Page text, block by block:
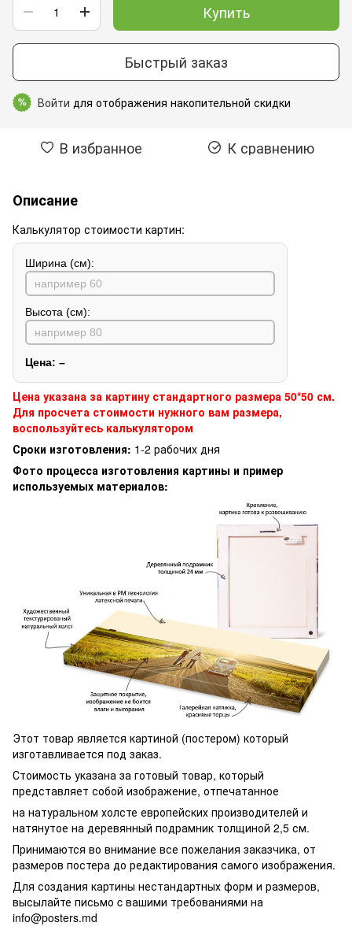
Купить
Быстрый заказ
% Войти для отображения накопительной скидки
В избранное К сравнению
Описание
Калькулятор стоимости картин:
Ширина (см):
Высота (см):
Цена: –
Цена указана за картину стандартного размера 50*50 см.
Для просчета стоимости нужного вам размера,
воспользуйтесь калькулятором
Сроки изготовления: 1-2 рабочих дня
Фото процесса изготовления картины и пример
используемых материалов:
Этот товар является картиной (постером) который
изготавливается под заказ.
Стоимость указана за готовый товар, который
представляет собой изображение, отпечатанное
на натуральном холсте европейских производителей и
натянутое на деревянный подрамник толщиной 2,5 см.
Принимаются во внимание все пожелания заказчика, от
размеров постера до редактирования самого изображения.
Для создания картины нестандартных форм и размеров,
высылайте письмо c вашими требованиями на
info@posters.md